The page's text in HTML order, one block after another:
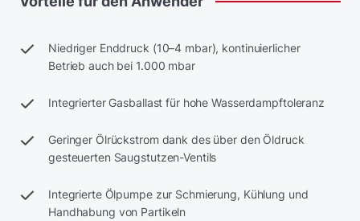
Niedriger Enddruck (10–4 mbar), kontinuierlicher
Betrieb auch bei 1.000 mbar
Integrierter Gasballast für hohe Wasserdampftoleranz
Geringer Ölrückstrom dank des über den Öldruck
gesteuerten Saugstutzen-Ventils
Integrierte Ölpumpe zur Schmierung, Kühlung und
Handhabung von Partikeln